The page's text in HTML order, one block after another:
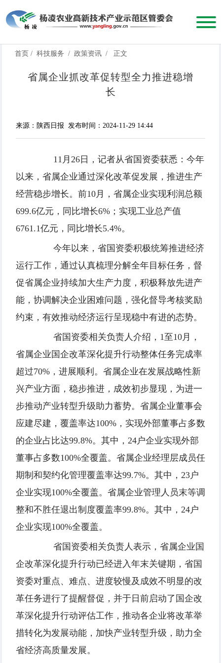
首页 / 科技服务 / 政策资讯 / 正文
省属企业抓改革促转型全力推进稳增
长
来源：陕西日报 发布时间：2024-11-29 14:44
11月26日，记者从省国资委获悉：今年
以来，省属企业通过深化改革促发展，推进生产
经营稳步增长。前10月，省属企业实现利润总额
699.6亿元，同比增长6%；实现工业总产值
6761.1亿元，同比增长5.4%。
今年以来，省国资委积极统筹推进经济
运行工作，通过认真梳理分解全年目标任务，督
促省属企业持续加大生产力度，积极释放先进产
能，协调解决企业困难问题，强化督导考核奖励
约束，有效推动经济运行呈现稳中有进的态势。
省国资委相关负责人介绍，1至10月，
省属企业国企改革深化提升行动整体任务完成率
超过70%，进展顺利。省属企业在发展战略性新
兴产业方面，稳步推进，成效初步显现，为进一
步推动产业转型升级助力蓄势。省属企业董事会
应建尽建，覆盖率达100%，实现外部董事占多数
的企业占比达99.8%。其中，24户企业实现外部
董事占多数100%全覆盖。省属企业经理层成员任
期制和契约化管理覆盖率达99.7%。其中，23户
企业实现100%全覆盖。省属企业管理人员末等调
整和不胜任退出制度覆盖率99.8%。其中，24户
企业实现100%全覆盖。
省国资委相关负责人表示，省属企业国
企改革深化提升行动已经进入年末关键期，省国
资委对重点、难点、进度较慢及成效不明显的改
革任务进行了提醒督促，并于日前启动了国企改
革深化提升行动评估工作，推动各企业将改革举
措转化为发展动能，加快产业转型升级，助力全
省经济高质量发展。